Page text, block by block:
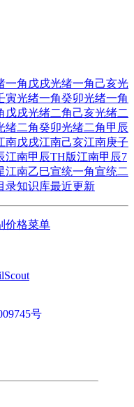
一角戊戌光绪一角己亥光
寅光绪一角癸卯光绪一角
戊戌光绪二角己亥光绪二
绪二角癸卯光绪二角甲辰
南戊戌江南己亥江南庚子
江南甲辰TH版江南甲辰7
江南乙巳宣统一角宣统二
录知识库最近更新
价格菜单
号